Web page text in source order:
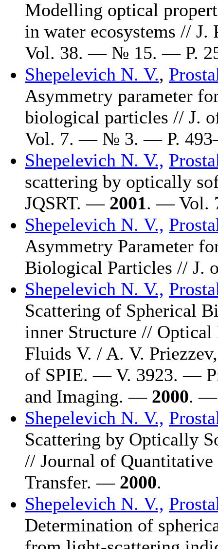
Modelling optical
in water ecosystems //
Vol. 38. — № 15. — P.
Shepelevich N. V.,
Asymmetry parameter
biological particles // J.
Vol. 7. — № 3. — P. 4
Shepelevich N. V.,
scattering by optically
JQSRT. — 2001. — Vol.
Shepelevich N. V.,
Asymmetry Parameter
Biological Particles //
Shepelevich N. V.,
Scattering of Spherical
inner Structure //
Fluids V. / A. V.
of SPIE. — V. 3923. —
and Imaging. — 2000. —
Shepelevich N. V.,
Scattering by Optically
// Journal of
Transfer. — 2000.
Shepelevich N. V.,
Determination of